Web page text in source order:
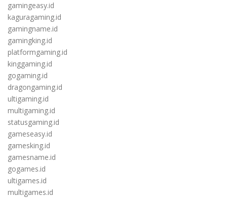
gamingeasy.id
kaguragaming.id
gamingname.id
gamingking.id
platformgaming.id
kinggaming.id
gogaming.id
dragongaming.id
ultigaming.id
multigaming.id
statusgaming.id
gameseasy.id
gamesking.id
gamesname.id
gogames.id
ultigames.id
multigames.id